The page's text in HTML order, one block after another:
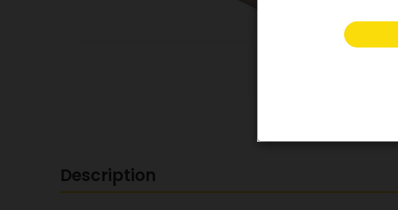
Description